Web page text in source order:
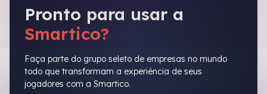
Pronto para usar a
Smartico?
Faça parte do grupo seleto de empresas no mundo
todo que transformam a experiência de seus
jogadores com a Smartico.